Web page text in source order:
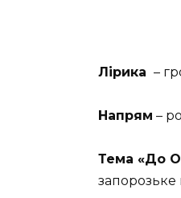
Лірика –
Напрям –
Тема «До